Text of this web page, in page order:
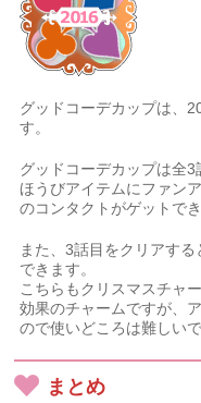
グッドコーデカップは、
す。
グッドコーデカップは全
ほうびアイテムにファン
のコンタクトがゲットでき
また、3話目をクリアする
できます。
こちらもクリスマスチャ
効果のチャームですが、
ので使いどころは難しいで
まとめ